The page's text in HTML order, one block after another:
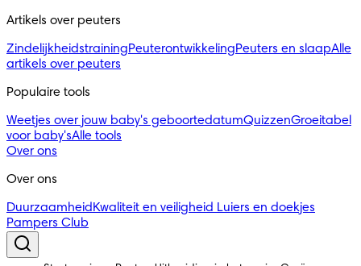
Artikels over peuters
ZindelijkheidstrainingPeuterontwikkelingPeuters en slaapAlle
artikels over peuters
Populaire tools
Weetjes over jouw baby's geboortedatumQuizzenGroeitabel
voor baby'sAlle tools
Over ons
Over ons
Duurzaamheid Kwaliteit en veiligheid Luiers en doekjes
Pampers Club